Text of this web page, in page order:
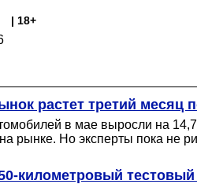
| 18+
растет третий месяц
в мае выросли на
рынке. Но эксперты пока не
километровый